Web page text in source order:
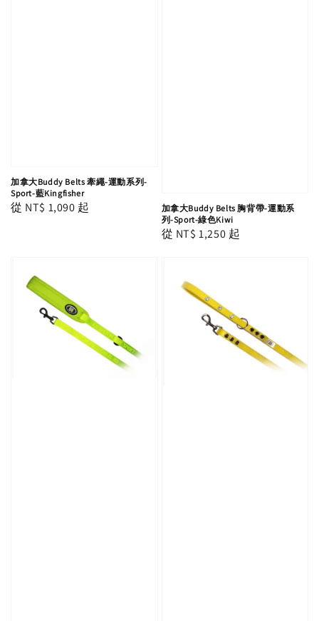
加拿大Buddy Belts 牽繩-運動系列-
Sport-藍Kingfisher
Regular
從 NT$ 1,090 起
加拿大Buddy Belts 胸背帶-運動系
列-Sport-綠色Kiwi
Regular
從 NT$ 1,250 起